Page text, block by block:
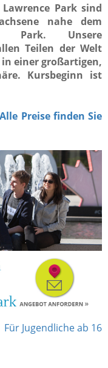
Park sind
nahe dem
Park. Unsere
Teilen der Welt
einer großartigen,
Kursbeginn ist
Alle Preise finden Sie
Für Jugendliche ab 16